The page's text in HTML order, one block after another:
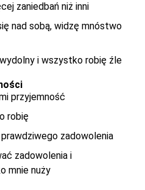
zaniedbań niż inni
nad sobą, widzę mnóstwo
i wszystko robię źle
przyjemność
robię
zadowolenia
zadowolenia i
mnie nuży